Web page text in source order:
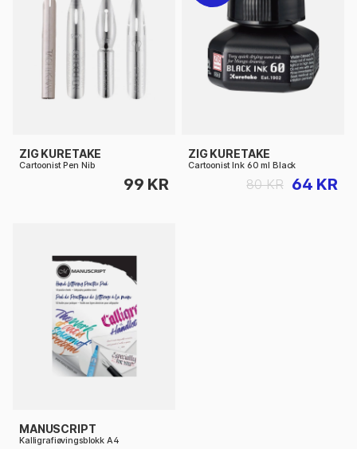
ZIG KURETAKE
Cartoonist Pen Nib
99 KR
ZIG KURETAKE
Cartoonist Ink 60 ml Black
64 KR
80 KR
MANUSCRIPT
Kalligrafiøvingsblokk A4